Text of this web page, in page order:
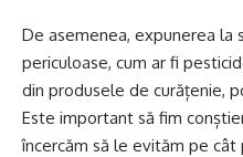
De asemenea, expunerea la
periculoase, cum ar fi
din produsele de curățenie,
Este important să fim
încercăm să le evităm pe cât